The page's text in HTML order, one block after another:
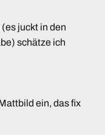
juckt in den
schätze ich
ein, das fix